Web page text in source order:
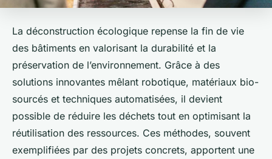
La déconstruction écologique repense la fin de vie
des bâtiments en valorisant la durabilité et la
préservation de l’environnement. Grâce à des
solutions innovantes mêlant robotique, matériaux bio-
sourcés et techniques automatisées, il devient
possible de réduire les déchets tout en optimisant la
réutilisation des ressources. Ces méthodes, souvent
exemplifiées par des projets concrets, apportent une